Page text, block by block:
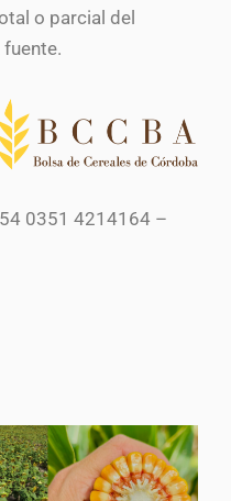
o parcial del
0351 4214164 –